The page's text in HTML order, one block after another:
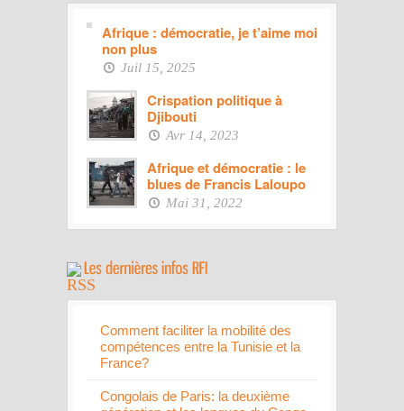
Afrique : démocratie, je t’aime moi
non plus
Juil 15, 2025
Crispation politique à
Djibouti
Avr 14, 2023
Afrique et démocratie : le
blues de Francis Laloupo
Mai 31, 2022
Comment faciliter la mobilité des
compétences entre la Tunisie et la
France?
Congolais de Paris: la deuxième